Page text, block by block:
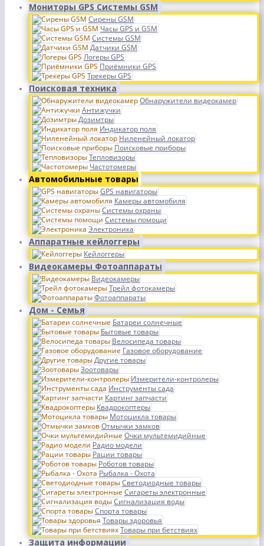
Мониторы GPS Системы GSM
Сирены GSM
Часы GPS и GSM
Системы GSM
Датчики GSM
Логеры GPS
Приёмники GPS
Трекеры GPS
Поисковая техника
Обнаружители видеокамер
Антижучки
Дозимтры
Индикатор поля
Ниленейный локатор
Поисковые приборы
Тепловизоры
Частотомеры
Автомобильные товары
GPS навигаторы
Камеры автомобиля
Системы охраны
Системы помощи
Электроника
Аппаратные кейлоггеры
Кейлоггеры
Видеокамеры Фотоаппараты
Видеокамеры
Трейл фотокамеры
Фотоаппараты
Дом - Семья
Батареи солнечные
Бытовые товары
Велосипеда товары
Газовое оборудование
Другие товары
Зоотовары
Измерители-контролеры
Инструменты сада
Картинг запчасти
Квадрокоптеры
Мотоцикла товары
Отмычки замков
Очки мультемидийные
Радио модели
Рации товары
Роботов товары
Рыбалка - Охота
Светодиодные товары
Сигареты электронные
Сигнализация воды
Спорта товары
Товары здоровья
Товары при бетствиях
Защита информации